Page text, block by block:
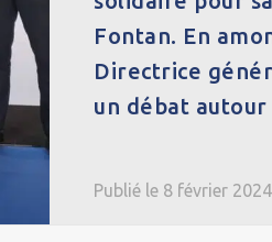
Fontan. En
Directrice
un débat
Publié le 8 février 2024